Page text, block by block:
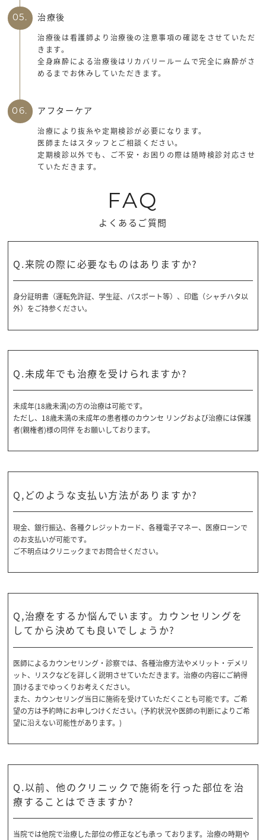
05. 治療後
治療後は看護師より治療後の注意事項の確認をさせていただ
きます。
全身麻酔による治療後はリカバリールームで完全に麻酔がさ
めるまでお休みしていただきます。
06. アフターケア
治療により抜糸や定期検診が必要になります。
医師またはスタッフとご相談ください。
定期検診以外でも、ご不安・お困りの際は随時検診対応させ
ていただきます。
FAQ
よくあるご質問
Q.来院の際に必要なものはありますか?
身分証明書（運転免許証、学生証、パスポート等）、印鑑（シャチハタ以
外）をご持参ください。
Q.未成年でも治療を受けられますか?
未成年(18歳未満)の方の治療は可能です。
ただし、18歳未満の未成年の患者様のカウンセ リングおよび治療には保護
者(親権者)様の同伴 をお願いしております。
Q,どのような支払い方法がありますか?
現金、銀行振込、各種クレジットカード、各種電子マネー、医療ローンで
のお支払いが可能です。
ご不明点はクリニックまでお問合せください。
Q,治療をするか悩んでいます。カウンセリングを
してから決めても良いでしょうか?
医師によるカウンセリング・診察では、各種治療方法やメリット・デメリ
ット、リスクなどを詳しく説明させていただきます。治療の内容にご納得
頂けるまでゆっくりお考えください。
また、カウンセリング当日に施術を受けていただくことも可能です。ご希
望の方は予約時にお申しつけください。(予約状況や医師の判断によりご希
望に沿えない可能性があります。)
Q.以前、他のクリニックで施術を行った部位を治
療することはできますか?
当院では他院で治療した部位の修正なども承っ ております。治療の時期や